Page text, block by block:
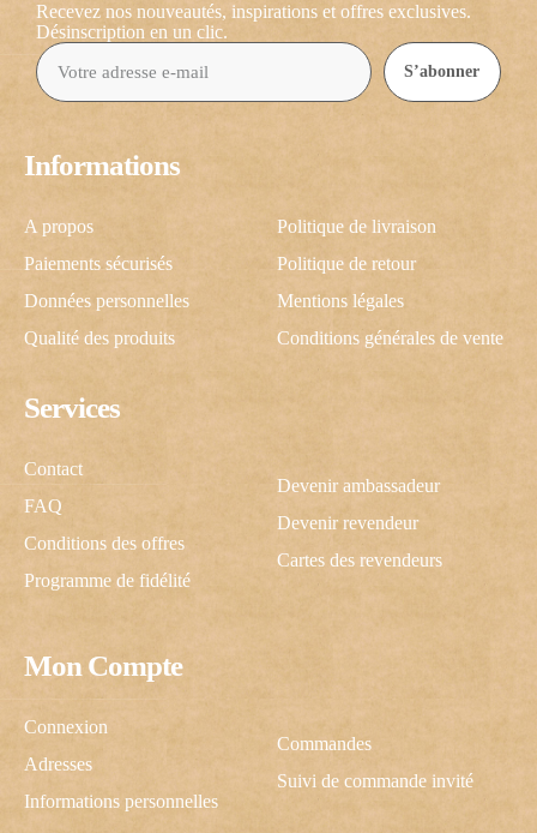
Mon Compte
Connexion
Adresses
Informations personnelles
Commandes
Suivi de commande invité
Services
Contact
FAQ
Conditions des offres
Programme de fidélité
Devenir ambassadeur
Devenir revendeur
Cartes des revendeurs
Informations
A propos
Paiements sécurisés
Données personnelles
Qualité des produits
Politique de livraison
Politique de retour
Mentions légales
Conditions générales de vente
Recevez nos nouveautés, inspirations et offres exclusives.
Désinscription en un clic.
S’abonner
C'est cadeau !
Une inscription, -10% pour vous !